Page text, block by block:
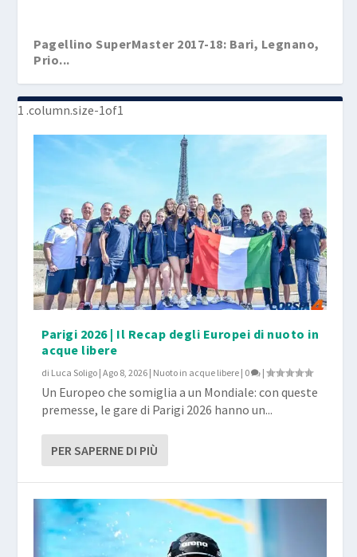
Pagellino SuperMaster 2017-18: Bari, Legnano,
Prio...
Buona la prima del Trofeo Le Bandie: quattro
nuovi...
Parigi 2026 | Il Recap degli Europei di nuoto in
acque libere
di Luca Soligo |Ago 8, 2026 | Nuoto in acque libere | 0 |
Un Europeo che somiglia a un Mondiale: con queste
premesse, le gare di Parigi 2026 hanno un...
PER SAPERNE DI PIÙ